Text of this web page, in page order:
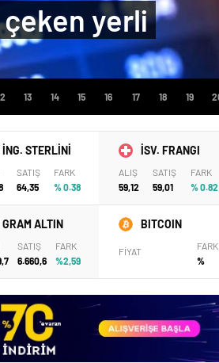
çeken yerli
İNG. STERLİNİ
SATIŞ
64,35
FARK
% 0.38
İSV. FRANGI
ALIŞ
59,12
SATIŞ
59,01
FARK
% 0.82
GRAM ALTIN
SATIŞ
6.660,6
FARK
%2,59
BITCOIN
FİYAT
FARK
%